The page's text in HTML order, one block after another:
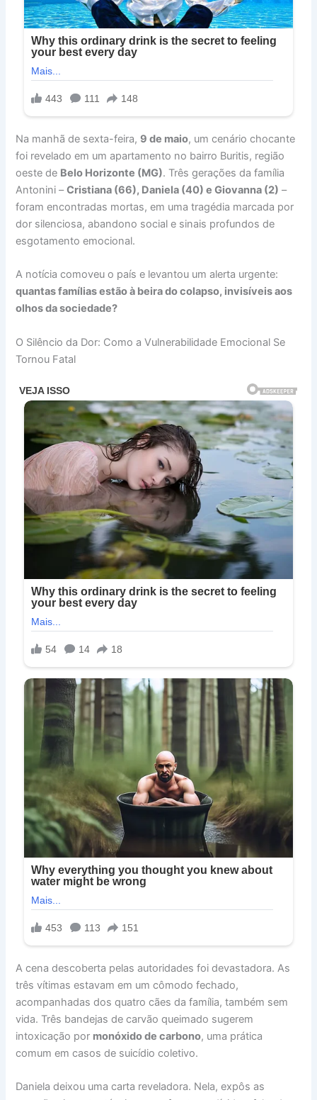
Na manhã de sexta-feira, 9 de maio, um cenário chocante
foi revelado em um apartamento no bairro Buritis, região
oeste de Belo Horizonte (MG). Três gerações da família
Antonini –Cristiana (66), Daniela (40) e Giovanna (2) –
foram encontradas mortas, em uma tragédia marcada por
dor silenciosa, abandono social e sinais profundos de
esgotamento emocional.
A notícia comoveu o país e levantou um alerta urgente:
quantas famílias estão à beira do colapso, invisíveis aos
olhos da sociedade?
O Silêncio da Dor: Como a Vulnerabilidade Emocional Se
Tornou Fatal
A cena descoberta pelas autoridades foi devastadora. As
três vítimas estavam em um cômodo fechado,
acompanhadas dos quatro cães da família, também sem
vida. Três bandejas de carvão queimado sugerem
intoxicação por monóxido de carbono, uma prática
comum em casos de suicídio coletivo.
Daniela deixou uma carta reveladora. Nela, expôs as